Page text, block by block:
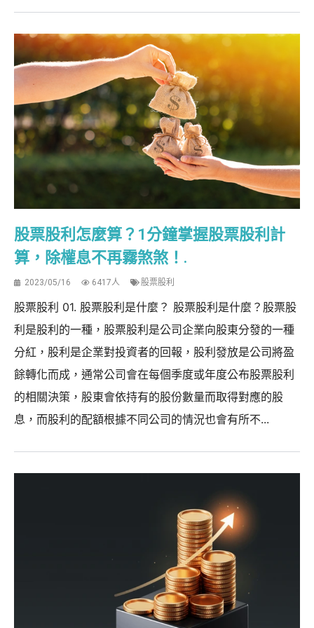
股票股利怎麼算？1分鐘掌握股票股利計
算，除權息不再霧煞煞！.
2023/05/16 6417人 股票股利
股票股利 01. 股票股利是什麼？ 股票股利是什麼？股票股
利是股利的一種，股票股利是公司企業向股東分發的一種
分紅，股利是企業對投資者的回報，股利發放是公司將盈
餘轉化而成，通常公司會在每個季度或年度公布股票股利
的相關決策，股東會依持有的股份數量而取得對應的股
息，而股利的配額根據不同公司的情況也會有所不...